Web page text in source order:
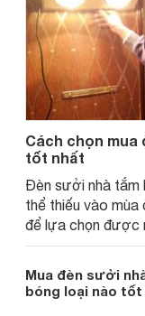
Cách chọn
tốt nhất
Đèn sưởi nhà tắm
thể thiếu vào mùa
để lựa chọn được
thì không phải dễ
Mua đèn sưởi
bóng loại nào tốt